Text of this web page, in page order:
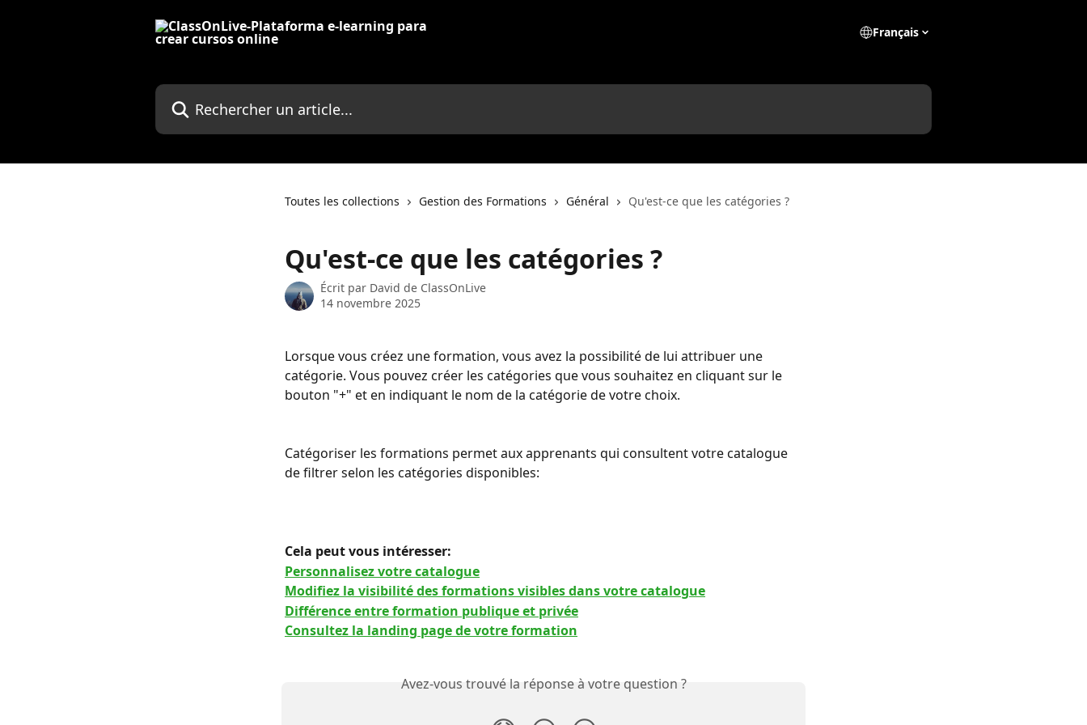
Français
Rechercher un article...
Toutes les collections Gestion des Formations Général Qu'est-ce que les catégories ?
Qu'est-ce que les catégories ?
Écrit par David de ClassOnLive
14 novembre 2025
Lorsque vous créez une formation, vous avez la possibilité de lui attribuer une
catégorie. Vous pouvez créer les catégories que vous souhaitez en cliquant sur le
bouton "+" et en indiquant le nom de la catégorie de votre choix.
Catégoriser les formations permet aux apprenants qui consultent votre catalogue
de filtrer selon les catégories disponibles:
Cela peut vous intéresser:
Personnalisez votre catalogue
Modifiez la visibilité des formations visibles dans votre catalogue
Différence entre formation publique et privée
Consultez la landing page de votre formation
Avez-vous trouvé la réponse à votre question ?